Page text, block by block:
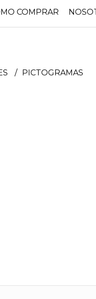
COMPRAR
PICTOGRAMAS